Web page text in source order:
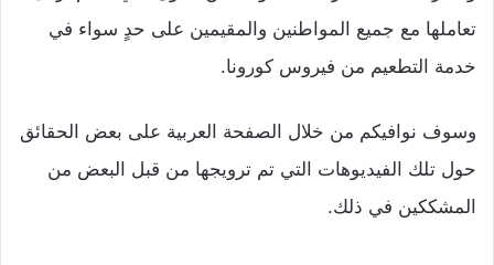
تعاملها مع جميع المواطنين والمقيمين على حدٍ سواء في
خدمة التطعيم من فيروس كورونا.
وسوف نوافيكم من خلال الصفحة العربية على بعض الحقائق
حول تلك الفيديوهات التي تم ترويجها من قبل البعض من
المشككين في ذلك.